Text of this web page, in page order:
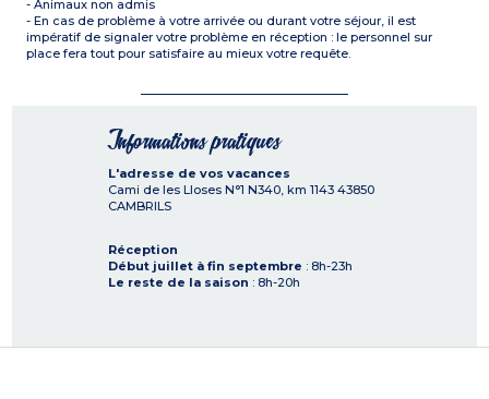
- Animaux non admis
- En cas de problème à votre arrivée ou durant votre séjour, il est
impératif de signaler votre problème en réception : le personnel sur
place fera tout pour satisfaire au mieux votre requête.
Informations pratiques
L'adresse de vos vacances
Cami de les Lloses N°1 N340, km 1143 43850
CAMBRILS
Réception
Début juillet à fin septembre : 8h-23h
Le reste de la saison : 8h-20h